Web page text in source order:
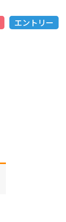
エントリー